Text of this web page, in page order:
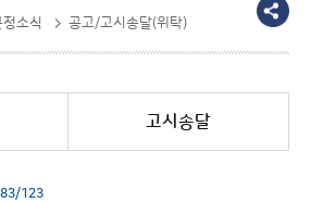
정소식 공고/고시송달(위탁)
고시송달
83/123